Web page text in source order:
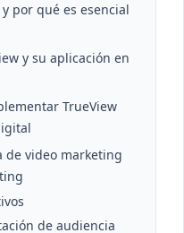
por qué es esencial
y su aplicación en
TrueView
de video marketing
de audiencia